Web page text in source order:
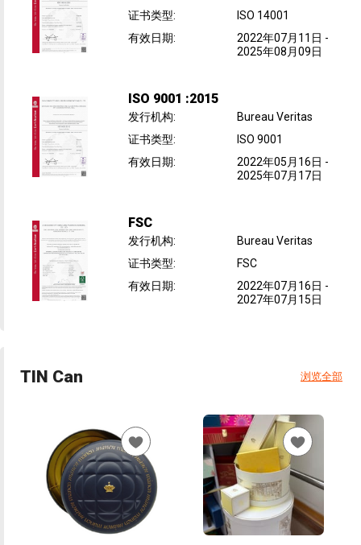
证书类型:
ISO 14001
有效日期: 2022年07月11日 -
2025年08月09日
ISO 9001 :2015
发行机构:
Bureau Veritas
证书类型:
ISO 9001
有效日期: 2022年05月16日 -
2025年07月17日
FSC
发行机构:
Bureau Veritas
证书类型:
FSC
有效日期: 2022年07月16日 -
2027年07月15日
TIN Can 浏览全部